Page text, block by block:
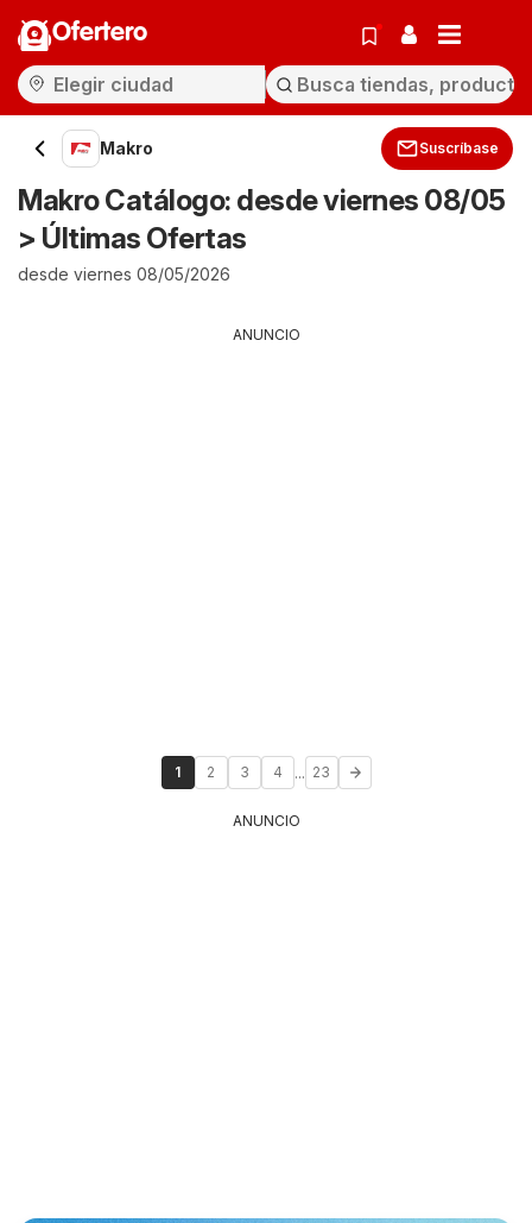
Ofertero
Makro Suscríbase
Makro Catálogo: desde viernes 08/05
> Últimas Ofertas
desde viernes 08/05/2026
ANUNCIO
1 2 3 4 ... 23
ANUNCIO